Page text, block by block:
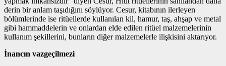
derin bir anlam taşıdığını söylüyor. Cesur, kitabının ilerleyen
bölümlerinde ise ritüellerde kullanılan kil, hamur, taş, ahşap ve metal
gibi hammaddelerin ve onlardan elde edilen ritüel malzemelerinin
kullanım şekillerini, bunların diğer malzemelerle ilişkisini aktarıyor.
İnancın vazgeçilmezi